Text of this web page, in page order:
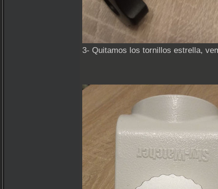
3- Quitamos los tornillos estrella,